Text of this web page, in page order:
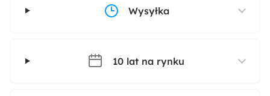
Wysyłka
10 lat na rynku